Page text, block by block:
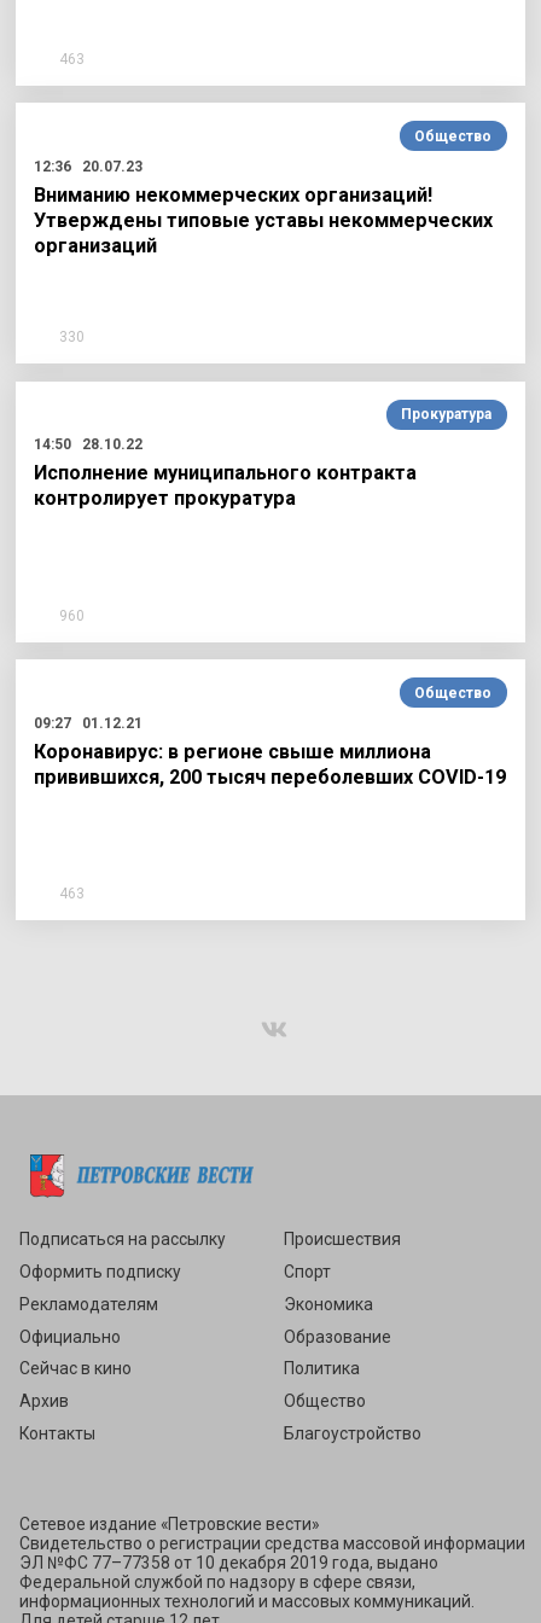
463
Общество
12:36
20.07.23
Вниманию некоммерческих организаций!
Утверждены типовые уставы некоммерческих
организаций
330
Прокуратура
14:50
28.10.22
Исполнение муниципального контракта
контролирует прокуратура
960
Общество
09:27
01.12.21
Коронавирус: в регионе свыше миллиона
привившихся, 200 тысяч переболевших COVID-19
463
Подписаться на рассылку
Оформить подписку
Рекламодателям
Официально
Сейчас в кино
Архив
Контакты
Происшествия
Спорт
Экономика
Образование
Политика
Общество
Благоустройство
Сетевое издание «Петровские вести»
Свидетельство о регистрации средства массовой информации
ЭЛ №ФС 77–77358 от 10 декабря 2019 года, выдано
Федеральной службой по надзору в сфере связи,
информационных технологий и массовых коммуникаций.
Подписаться